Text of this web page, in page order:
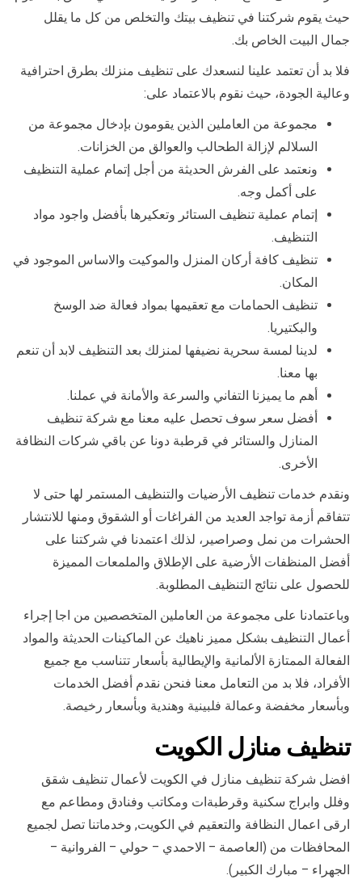
حيث يقوم شركتنا في تنظيف بيتك والتخلص من كل ما يقلل
جمال البيت الخاص بك.
فلا بد أن تعتمد علينا لنسعدك على تنظيف منزلك بطرق احترافية
وعالية الجودة، حيث نقوم بالاعتماد على:
مجموعة من العاملين الذين يقومون بإدخال مجموعة من
السلالم لإزالة الطحالب والعوالق من الخزانات.
ونعتمد على الفرش الحديثة من أجل إتمام عملية التنظيف
على أكمل وجه.
إتمام عملية تنظيف الستائر وتعكيرها بأفضل واجود مواد
التنظيف.
تنظيف كافة أركان المنزل والموكيت والاساس الموجود في
المكان.
تنظيف الحمامات مع تعقيمها بمواد فعالة ضد الوسخ
والبكتيريا.
لدينا لمسة سحرية نضيفها لمنزلك بعد التنظيف لابد أن تنعم
بها معنا.
أهم ما يميزنا التفاني والسرعة والأمانة في عملنا.
أفضل سعر سوف تحصل عليه معنا مع شركة تنظيف
المنازل والستائر في قرطبة دونا عن باقي شركات النظافة
الأخرى.
ونقدم خدمات تنظيف الأرضيات والتنظيف المستمر لها حتى لا
تتفاقم أزمة تواجد العديد من الفراغات أو الشقوق ومنها للانتشار
الحشرات من نمل وصراصير، لذلك اعتمدنا في شركتنا على
أفضل المنظفات الأرضية على الإطلاق والملمعات المميزة
للحصول على نتائج التنظيف المطلوبة.
وباعتمادنا على مجموعة من العاملين المتخصصين من اجا إجراء
أعمال التنظيف بشكل مميز ناهيك عن الماكينات الحديثة والمواد
الفعالة الممتازة الألمانية والإيطالية بأسعار تتناسب مع جميع
الأفراد، فلا بد من التعامل معنا فنحن نقدم أفضل الخدمات
وبأسعار مخفضة وعمالة فلبينية وهندية وبأسعار رخيصة.
تنظيف منازل الكويت
افضل شركة تنظيف منازل في الكويت لأعمال تنظيف شقق
وفلل وابراج سكنية وقرطبةات ومكاتب وفنادق ومطاعم مع
ارقى اعمال النظافة والتعقيم في الكويت, وخدماتنا تصل لجميع
المحافظات من (العاصمة – الاحمدي – حولي – الفروانية –
الجهراء – مبارك الكبير).